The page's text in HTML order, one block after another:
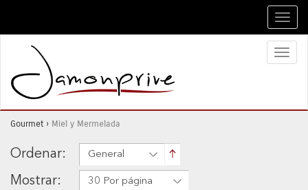
Gourmet › Miel y Mermelada
Ordenar: General
Mostrar: 30 Por página